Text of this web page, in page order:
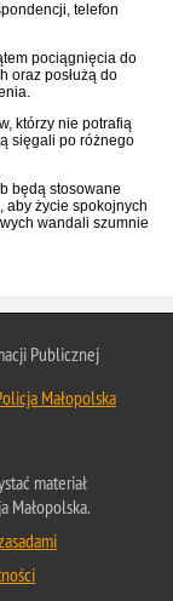
telefon
pociągnięcia do
oraz posłużą do
którzy nie potrafią
sięgali po różnego
będą stosowane
aby życie spokojnych
wandali szumnie
Publicznej
Małopolska
materiał
Małopolska.